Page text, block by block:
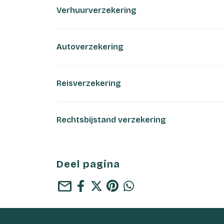
Verhuurverzekering
Autoverzekering
Reisverzekering
Rechtsbijstand verzekering
Deel pagina
mail